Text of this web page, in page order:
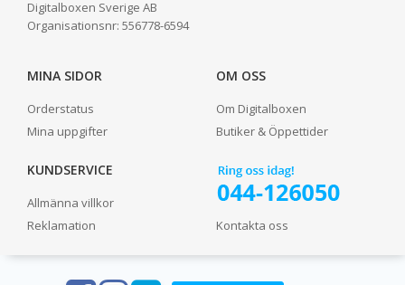
Digitalboxen Sverige AB
Organisationsnr: 556778-6594
MINA SIDOR
Orderstatus
Mina uppgifter
OM OSS
Om Digitalboxen
Butiker & Öppettider
KUNDSERVICE
Allmänna villkor
Reklamation
Kontakta oss